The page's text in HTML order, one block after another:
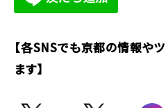
【各SNSでも京都の情報や
ます】